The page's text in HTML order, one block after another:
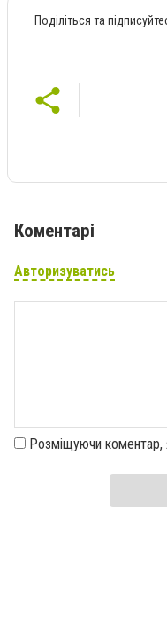
Поділіться та
Коментарі
Авторизуватись
Розміщуючи